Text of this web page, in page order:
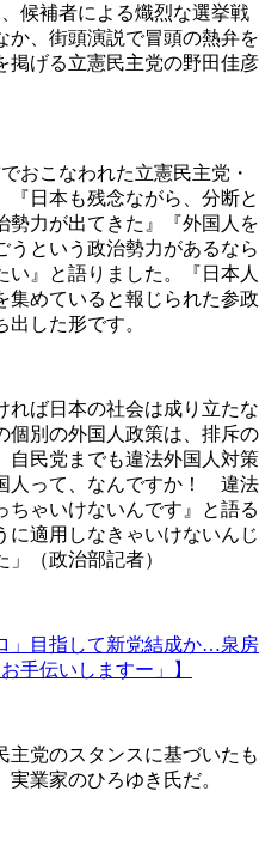
候補者による熾烈な選挙戦
か、街頭演説で冒頭の熱弁を
掲げる立憲民主党の野田佳彦
おこなわれた立憲民主党・
日本も残念ながら、分断と
勢力が出てきた』『外国人を
うという政治勢力があるなら
』と語りました。『日本人
集めていると報じられた参政
した形です。
ば日本の社会は成り立たな
個別の外国人政策は、排斥の
民党までも違法外国人対策
人って、なんですか！ 違法
ちゃいけないんです』と語る
に適用しなきゃいけないんじ
（政治部記者）
」目指して新党結成か…泉房
手伝いしますー」】
党のスタンスに基づいたも
業家のひろゆき氏だ。